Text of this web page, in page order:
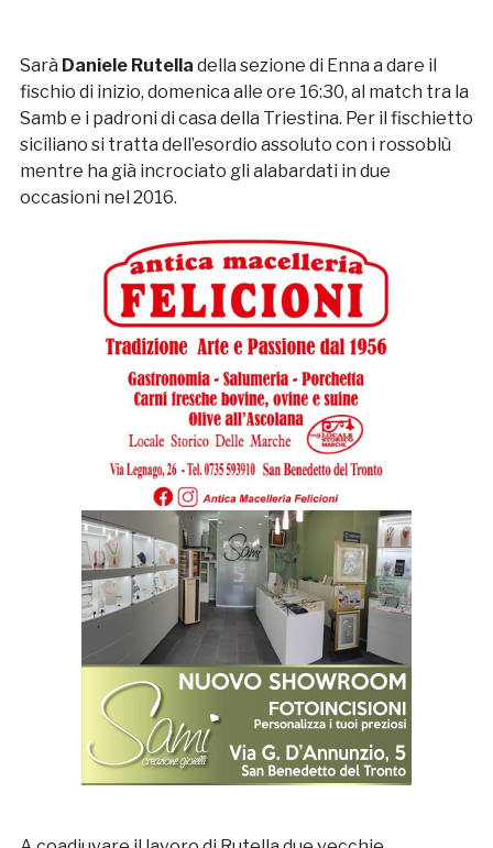
Sarà Daniele Rutella della sezione di Enna a dare il
fischio di inizio, domenica alle ore 16:30, al match tra la
Samb e i padroni di casa della Triestina. Per il fischietto
siciliano si tratta dell’esordio assoluto con i rossoblù
mentre ha già incrociato gli alabardati in due
occasioni nel 2016.